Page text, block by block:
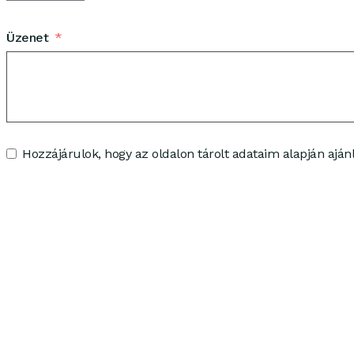
Üzenet
Hozzájárulok, hogy az oldalon tárolt adataim alapján